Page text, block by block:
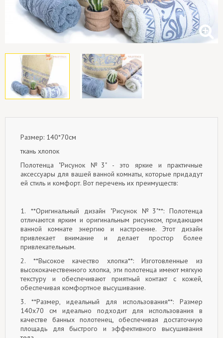
Размер: 140*70см
ткань хлопок
Полотенца "Рисунок №3" - это яркие и практичные
аксессуары для вашей ванной комнаты, которые придадут
ей стиль и комфорт. Вот перечень их преимуществ:
1. **Оригинальный дизайн "Рисунок №3"**: Полотенца
отличаются ярким и оригинальным рисунком, придающим
ванной комнате энергию и настроение. Этот дизайн
привлекает внимание и делает простор более
привлекательным.
2. **Высокое качество хлопка**: Изготовленные из
высококачественного хлопка, эти полотенца имеют мягкую
текстуру и обеспечивают приятный контакт с кожей,
обеспечивая комфортное высушивание.
3. **Размер, идеальный для использования**: Размер
140x70 см идеально подходит для использования в
качестве банных полотенец, обеспечивая достаточную
площадь для быстрого и эффективного высушивания